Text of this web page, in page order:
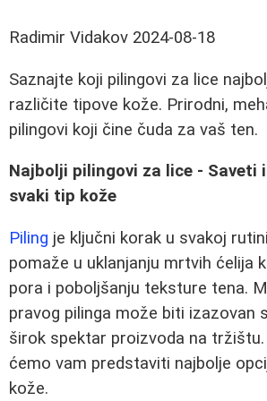
Radimir Vidakov 2024-08-18
Saznajte koji pilingovi za lice
različite tipove kože. Prirodni,
pilingovi koji čine čuda za vaš ten.
Najbolji pilingovi za lice - Saveti
svaki tip kože
Piling je ključni korak u svakoj
pomaže u uklanjanju mrtvih ćelija
pora i poboljšanju teksture tena.
pravog pilinga može biti izazovan
širok spektar proizvoda na tržištu.
ćemo vam predstaviti najbolje
kože.